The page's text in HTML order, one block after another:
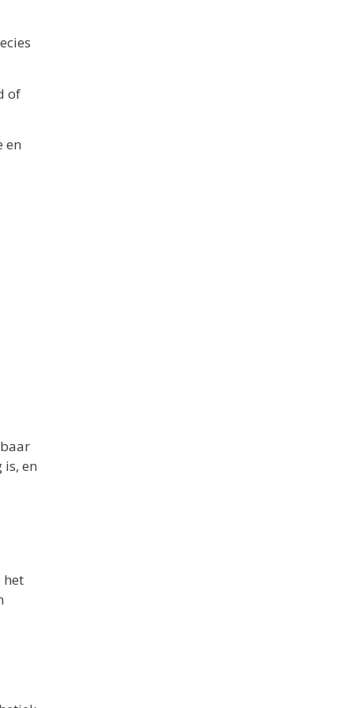
of
en
en
het